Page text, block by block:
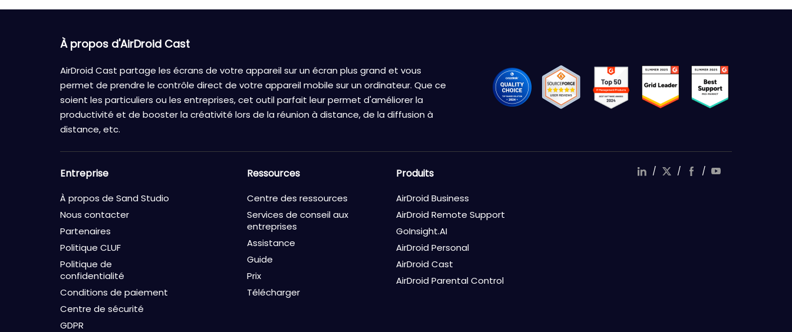
À propos d'AirDroid Cast
AirDroid Cast partage les écrans de votre appareil sur un écran plus grand et vous
permet de prendre le contrôle direct de votre appareil mobile sur un ordinateur. Que ce
soient les particuliers ou les entreprises, cet outil parfait leur permet d'améliorer la
productivité et de booster la créativité lors de la réunion à distance, de la diffusion à
distance, etc.
Entreprise
À propos de Sand Studio
Nous contacter
Partenaires
Politique CLUF
Politique de
confidentialité
Conditions de paiement
Centre de sécurité
GDPR
Ressources
Centre des ressources
Services de conseil aux
entreprises
Assistance
Guide
Prix
Télécharger
Produits
AirDroid Business
AirDroid Remote Support
GoInsight.AI
AirDroid Personal
AirDroid Cast
AirDroid Parental Control
/ / /